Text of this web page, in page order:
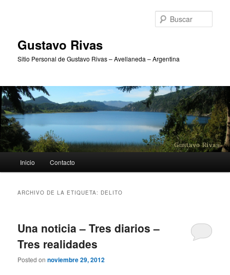
Gustavo Rivas
Sitio Personal de Gustavo Rivas – Avellaneda – Argentina
principal
Inicio Contacto
ARCHIVO DE LA ETIQUETA: DELITO
Una noticia – Tres diarios –
Tres realidades
Posted onnoviembre 29, 2012